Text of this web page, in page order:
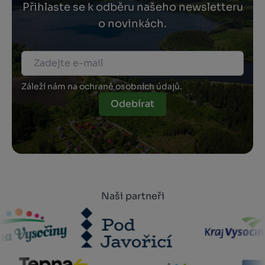
Přihlaste se k odběru našeho newsletteru
o novinkách.
Záleží nám na ochraně osobních údajů.
Odebírat
Naši partneři